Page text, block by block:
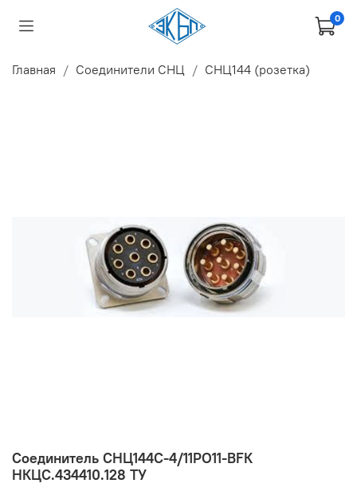
0
Главная Соединители СНЦ СНЦ144 (розетка)
Соединитель СНЦ144С-4/11РО11-BFК
НКЦС.434410.128 ТУ